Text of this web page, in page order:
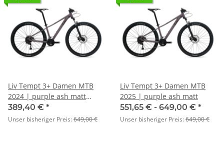
Liv Tempt 3+ Damen MTB
2024 | purple ash matt
29"/S
389,40 € *
Unser bisheriger Preis:649,00 €
Liv Tempt 3+ Damen MTB
2025 | purple ash matt
551,65 € - 649,00 € *
Unser bisheriger Preis:649,00 €